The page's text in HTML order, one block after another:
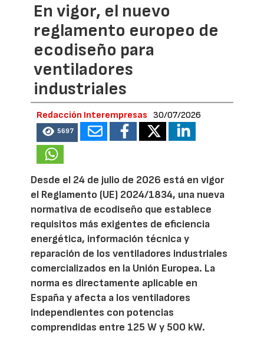
En vigor, el nuevo
reglamento europeo de
ecodiseño para
ventiladores
industriales
Redacción Interempresas 30/07/2026
5697
Desde el 24 de julio de 2026 está en vigor
el Reglamento (UE) 2024/1834, una nueva
normativa de ecodiseño que establece
requisitos más exigentes de eficiencia
energética, información técnica y
reparación de los ventiladores industriales
comercializados en la Unión Europea. La
norma es directamente aplicable en
España y afecta a los ventiladores
independientes con potencias
comprendidas entre 125 W y 500 kW.